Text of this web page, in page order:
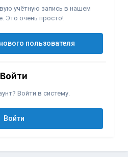
учётную запись в нашем
Это очень просто!
пользователя
Войти
Войти в систему.
Войти